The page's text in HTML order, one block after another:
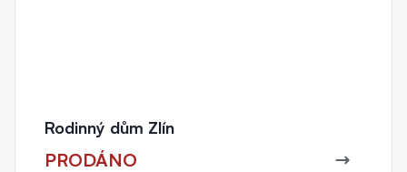
Rodinný dům Zlín
PRODÁNO